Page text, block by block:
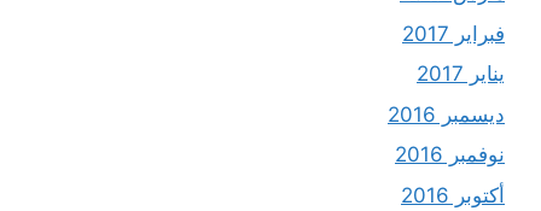
فبراير 2017
يناير 2017
ديسمبر 2016
نوفمبر 2016
أكتوبر 2016